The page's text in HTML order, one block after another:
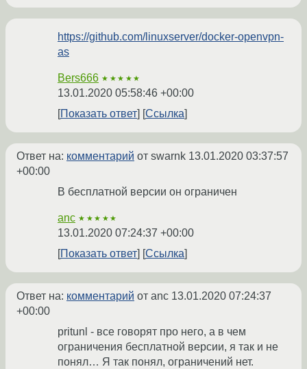
https://github.com/linuxserver/docker-openvpn-
as
Bers666 ★★★★★
13.01.2020 05:58:46 +00:00
Показать ответ
Ссылка
Ответ на: комментарий от swarnk 13.01.2020 03:37:57
+00:00
В бесплатной версии он ограничен
anc ★★★★★
13.01.2020 07:24:37 +00:00
Показать ответ
Ссылка
Ответ на: комментарий от anc 13.01.2020 07:24:37
+00:00
pritunl - все говорят про него, а в чем
ограничения бесплатной версии, я так и не
понял… Я так понял, ограничений нет.